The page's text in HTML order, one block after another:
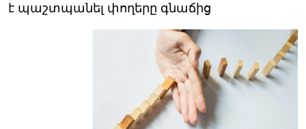
է պաշտպանել փողերը գնաճից